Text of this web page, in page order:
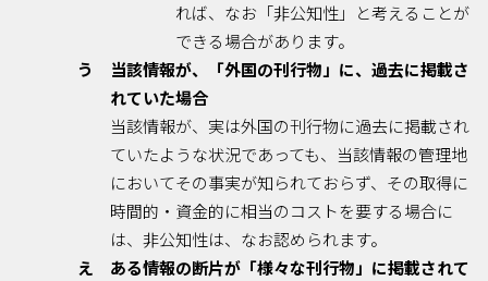
れば、なお「非公知性」と考えることが
できる場合があります。
う 当該情報が、「外国の刊行物」に、過去に掲載さ
れていた場合
当該情報が、実は外国の刊行物に過去に掲載され
ていたような状況であっても、当該情報の管理地
においてその事実が知られておらず、その取得に
時間的・資金的に相当のコストを要する場合に
は、非公知性は、なお認められます。
え ある情報の断片が「様々な刊行物」に掲載されて